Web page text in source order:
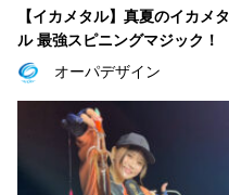
【イカメタル】真夏のイカメタ
ル 最強スピニングマジック！
オーパデザイン